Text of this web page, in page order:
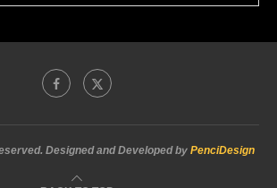
Designed and Developed by PenciDesign